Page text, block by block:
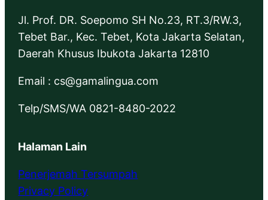
Jl. Prof. DR. Soepomo SH No.23, RT.3/RW.3,
Tebet Bar., Kec. Tebet, Kota Jakarta Selatan,
Daerah Khusus Ibukota Jakarta 12810
Email : cs@gamalingua.com
Telp/SMS/WA 0821-8480-2022
Halaman Lain
Penerjemah Tersumpah
Privacy Policy